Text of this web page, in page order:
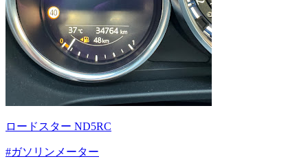
ロードスター ND5RC
#ガソリンメーター